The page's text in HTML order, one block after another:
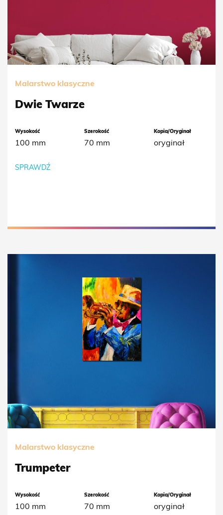
Malarstwo klasyczne
Dwie Twarze
Wysokość
100 mm
Szerokość
70 mm
Kopia/Oryginał
oryginał
SPRAWDŹ
Malarstwo klasyczne
Trumpeter
Wysokość
100 mm
Szerokość
70 mm
Kopia/Oryginał
oryginał